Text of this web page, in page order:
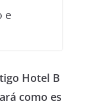
e
Hotel B
como es